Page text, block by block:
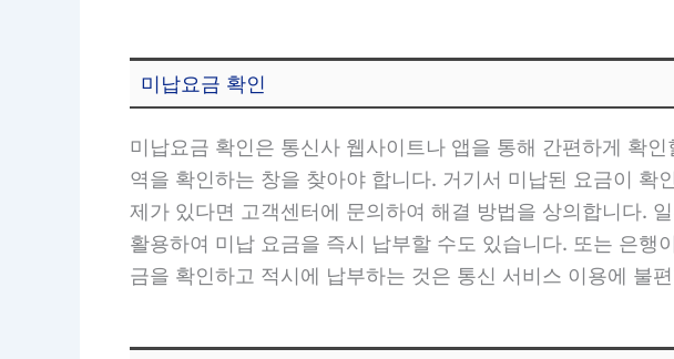
미납요금 확인
미납요금 확인은 통신사 웹사이트나 앱을 통해 간편하게 확
역을 확인하는 창을 찾아야 합니다. 거기서 미납된 요금이
제가 있다면 고객센터에 문의하여 해결 방법을 상의합니다.
활용하여 미납 요금을 즉시 납부할 수도 있습니다. 또는 은
금을 확인하고 적시에 납부하는 것은 통신 서비스 이용에 불